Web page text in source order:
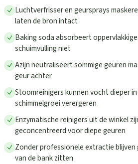
Luchtverfrisser en geursprays
laten de bron intact
Baking soda absorbeert
schuimvulling niet
Azijn neutraliseert sommige geuren
geur achter
Stoomreinigers kunnen vocht dieper
schimmelgroei verergeren
Enzymatische reinigers uit de winkel
geconcentreerd voor diepe geuren
Zonder professionele extractie blijven
van de bank zitten